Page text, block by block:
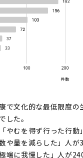
で文化的な最低限度の
した。
やむを得ず行った行動
や量を減らした」人が
端に我慢した」人が